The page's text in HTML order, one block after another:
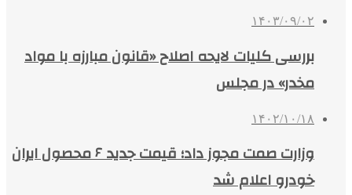
۱۴۰۳/۰۹/۰۲
بررسی کلیات لایحه اصلاح «قانون مبارزه با مواد
مخدر» در مجلس
۱۴۰۲/۱۰/۱۸
وزارت صمت مجوز داد؛ قیمت جدید ۶ محصول ایران
خودرو اعلام شد